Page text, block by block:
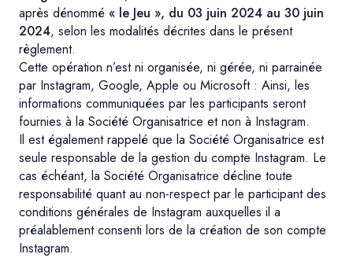
après dénommé « le Jeu », du 03 juin 2024 au 30 juin
2024, selon les modalités décrites dans le présent
règlement.
Cette opération n’est ni organisée, ni gérée, ni parrainée
par Instagram, Google, Apple ou Microsoft : Ainsi, les
informations communiquées par les participants seront
fournies à la Société Organisatrice et non à Instagram.
Il est également rappelé que la Société Organisatrice est
seule responsable de la gestion du compte Instagram. Le
cas échéant, la Société Organisatrice décline toute
responsabilité quant au non-respect par le participant des
conditions générales de Instagram auxquelles il a
préalablement consenti lors de la création de son compte
Instagram.